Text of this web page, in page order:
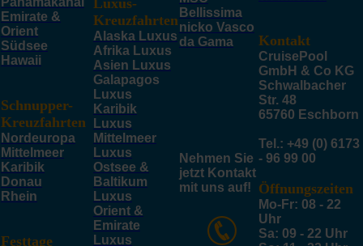
Emirate &
Orient
Südsee
Hawaii
Schnupper-
Kreuzfahrten
Nordeuropa
Mittelmeer
Karibik
Donau
Rhein
Festtage
Kreuzfahrten
Alaska Luxus
Afrika Luxus
Asien Luxus
Galapagos
Luxus
Karibik
Luxus
Mittelmeer
Luxus
Ostsee &
Baltikum
Luxus
Orient &
Emirate
Luxus
Bellissima
nicko Vasco
da Gama
Nehmen Sie
jetzt Kontakt
mit uns auf!
Kontakt
CruisePool
GmbH & Co KG
Schwalbacher
Str. 48
65760 Eschborn
Tel.: +49 (0) 6173
- 96 99 00
Öffnungszeiten
Mo-Fr: 08 - 22
Uhr
Sa: 09 - 22 Uhr